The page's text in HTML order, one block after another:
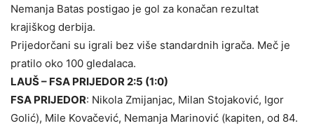
Nemanja Batas postigao je gol za konačan rezultat
krajiškog derbija.
Prijedorčani su igrali bez više standardnih igrača. Meč je
pratilo oko 100 gledalaca.
LAUŠ – FSA PRIJEDOR 2:5 (1:0)
FSA PRIJEDOR: Nikola Zmijanjac, Milan Stojaković, Igor
Golić), Mile Kovačević, Nemanja Marinović (kapiten, od 84.